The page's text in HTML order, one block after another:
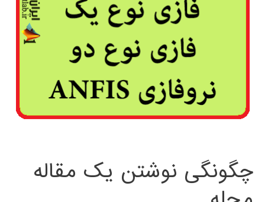
چگونگی نوشتن یک مقاله